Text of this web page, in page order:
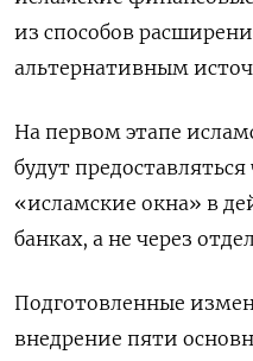
‌из способов
альтернативным
На первом этапе
будут
«исламские окна» в
банках, а не через
Подготовленные
внедрение пяти